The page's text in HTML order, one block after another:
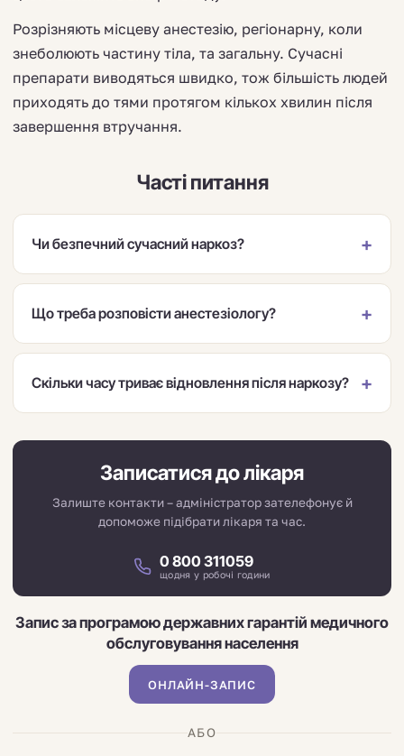
Розрізняють місцеву анестезію, регіонарну, коли
знеболюють частину тіла, та загальну. Сучасні
препарати виводяться швидко, тож більшість людей
приходять до тями протягом кількох хвилин після
завершення втручання.
Часті питання
Чи безпечний сучасний наркоз?
Що треба розповісти анестезіологу?
Скільки часу триває відновлення після наркозу?
Записатися до лікаря
Залиште контакти – адміністратор зателефонує й
допоможе підібрати лікаря та час.
0 800 311059
щодня у робочі години
Запис за програмою державних гарантій медичного
обслуговування населення
ОНЛАЙН-ЗАПИС
АБО